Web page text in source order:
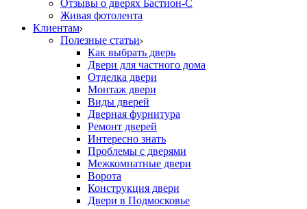
Отзывы о дверях Бастион-С
Живая фотолента
Клиентам
Полезные статьи
Как выбрать дверь
Двери для частного дома
Отделка двери
Монтаж двери
Виды дверей
Дверная фурнитура
Ремонт дверей
Интересно знать
Проблемы с дверями
Межкомнатные двери
Ворота
Конструкция двери
Двери в Подмосковье